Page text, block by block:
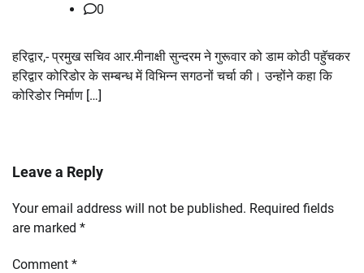
0
हरिद्वार,- प्रमुख सचिव आर.मीनाक्षी सुन्दरम ने गुरूवार को डाम कोठी पहुॅचकर
हरिद्वार कोरिडोर के सम्बन्ध में विभिन्न सगठनों चर्चा की। उन्होंने कहा कि
कोरिडोर निर्माण […]
Leave a Reply
Your email address will not be published. Required fields
are marked *
Comment *